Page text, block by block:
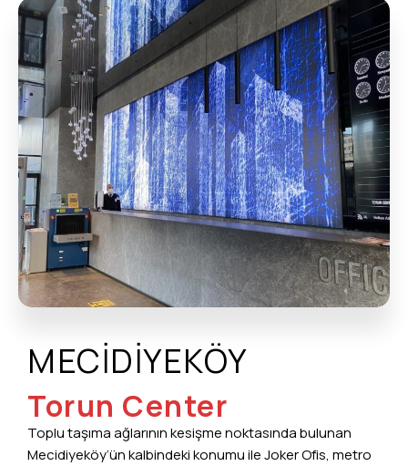
MECİDİYEKÖY
Torun Center
Toplu taşıma ağlarının kesişme noktasında bulunan
Mecidiyeköy’ün kalbindeki konumu ile Joker Ofis, metro